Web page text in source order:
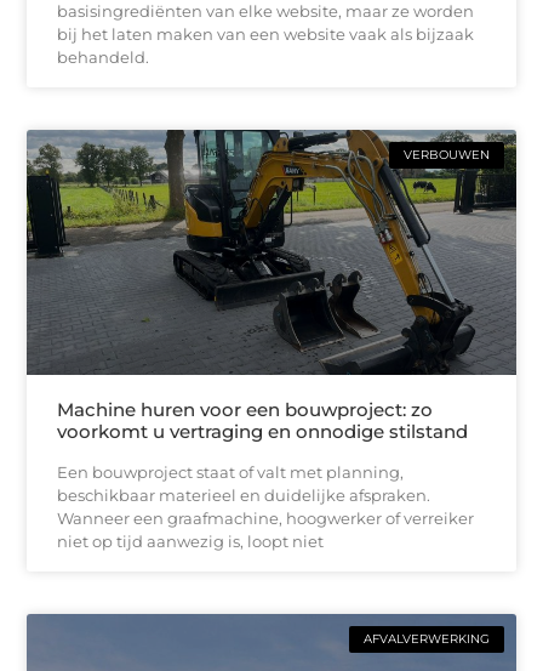
basisingrediënten van elke website, maar ze worden
bij het laten maken van een website vaak als bijzaak
behandeld.
VERBOUWEN
Machine huren voor een bouwproject: zo
voorkomt u vertraging en onnodige stilstand
Een bouwproject staat of valt met planning,
beschikbaar materieel en duidelijke afspraken.
Wanneer een graafmachine, hoogwerker of verreiker
niet op tijd aanwezig is, loopt niet
AFVALVERWERKING